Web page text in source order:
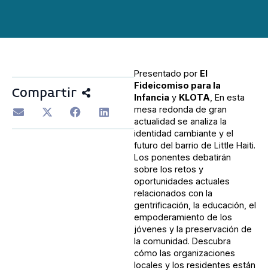
20
Compartir
Presentado por El
Fideicomiso para la
Infancia y KLOTA, En esta
mesa redonda de gran
actualidad se analiza la
identidad cambiante y el
futuro del barrio de Little Haiti.
Los ponentes debatirán
sobre los retos y
oportunidades actuales
relacionados con la
gentrificación, la educación, el
empoderamiento de los
jóvenes y la preservación de
la comunidad. Descubra
cómo las organizaciones
locales y los residentes están